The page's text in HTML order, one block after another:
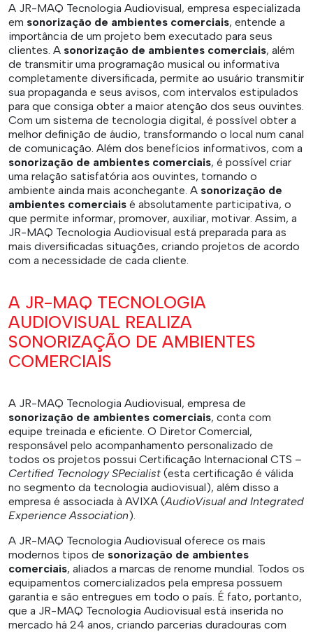
A JR-MAQ Tecnologia Audiovisual, empresa especializada
em sonorização de ambientes comerciais, entende a
importância de um projeto bem executado para seus
clientes. A sonorização de ambientes comerciais, além
de transmitir uma programação musical ou informativa
completamente diversificada, permite ao usuário transmitir
sua propaganda e seus avisos, com intervalos estipulados
para que consiga obter a maior atenção dos seus ouvintes.
Com um sistema de tecnologia digital, é possível obter a
melhor definição de áudio, transformando o local num canal
de comunicação. Além dos benefícios informativos, com a
sonorização de ambientes comerciais, é possível criar
uma relação satisfatória aos ouvintes, tornando o
ambiente ainda mais aconchegante. A sonorização de
ambientes comerciais é absolutamente participativa, o
que permite informar, promover, auxiliar, motivar. Assim, a
JR-MAQ Tecnologia Audiovisual está preparada para as
mais diversificadas situações, criando projetos de acordo
com a necessidade de cada cliente.
A JR-MAQ TECNOLOGIA
AUDIOVISUAL REALIZA
SONORIZAÇÃO DE AMBIENTES
COMERCIAIS
A JR-MAQ Tecnologia Audiovisual, empresa de
sonorização de ambientes comerciais, conta com
equipe treinada e eficiente. O Diretor Comercial,
responsável pelo acompanhamento personalizado de
todos os projetos possui Certificação Internacional CTS –
Certified Tecnology SPecialist (esta certificação é válida
no segmento da tecnologia audiovisual), além disso a
empresa é associada à AVIXA (AudioVisual and Integrated
Experience Association).
A JR-MAQ Tecnologia Audiovisual oferece os mais
modernos tipos de sonorização de ambientes
comerciais, aliados a marcas de renome mundial. Todos os
equipamentos comercializados pela empresa possuem
garantia e são entregues em todo o país. É fato, portanto,
que a JR-MAQ Tecnologia Audiovisual está inserida no
mercado há 24 anos, criando parcerias duradouras com